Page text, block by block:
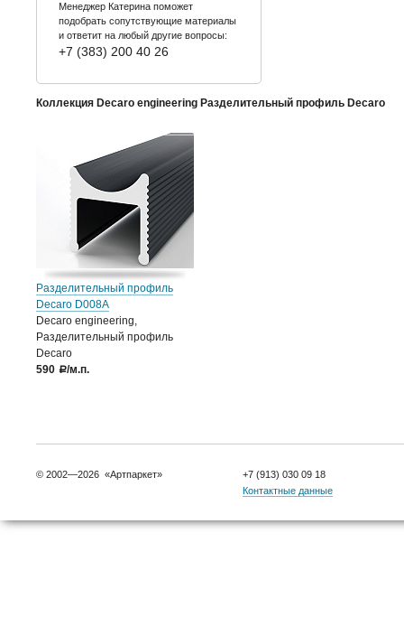
Менеджер Катерина поможет
подобрать сопутствующие материалы
и ответит на любый другие вопросы:
+7 (383) 200 40 26
Коллекция Decaro engineering Разделительный профиль Decaro
Разделительный профиль
Decaro D008А
Decaro engineering,
Разделительный профиль
Decaro
590
a/м.п.
© 2002—2026 «Артпаркет»
+7 (913) 030 09 18
Контактные данные